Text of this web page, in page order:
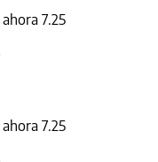
7.25
7.25